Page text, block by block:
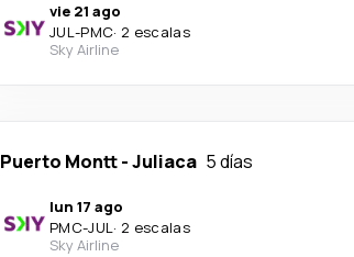
vie 21 ago
JUL-PMC· 2 escalas
Sky Airline
Puerto Montt-Juliaca 5 días
lun 17 ago
PMC-JUL· 2 escalas
Sky Airline